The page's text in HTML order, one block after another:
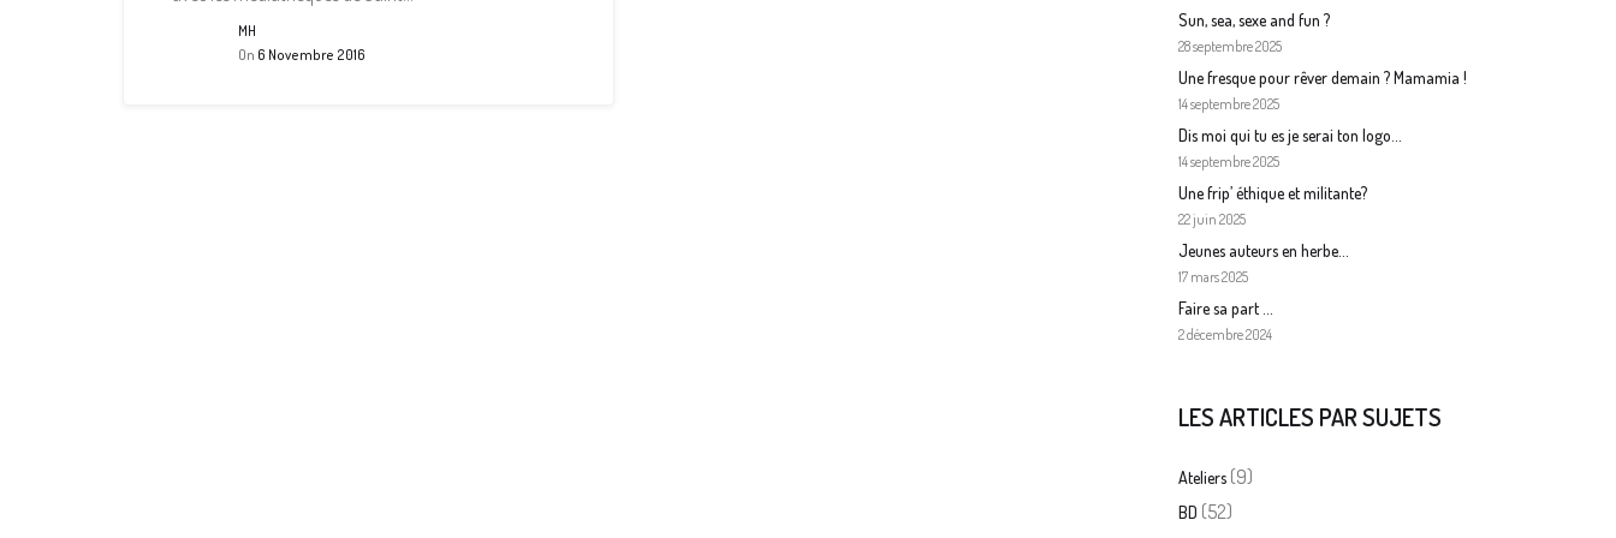
MH
On 6 Novembre 2016
Sun, sea, sexe and fun ?
28 septembre 2025
Une fresque pour rêver demain ? Mamamia !
14 septembre 2025
Dis moi qui tu es je serai ton logo…
14 septembre 2025
Une frip’ éthique et militante?
22 juin 2025
Jeunes auteurs en herbe…
17 mars 2025
Faire sa part …
2 décembre 2024
LES ARTICLES PAR SUJETS
Ateliers(9)
BD (52)